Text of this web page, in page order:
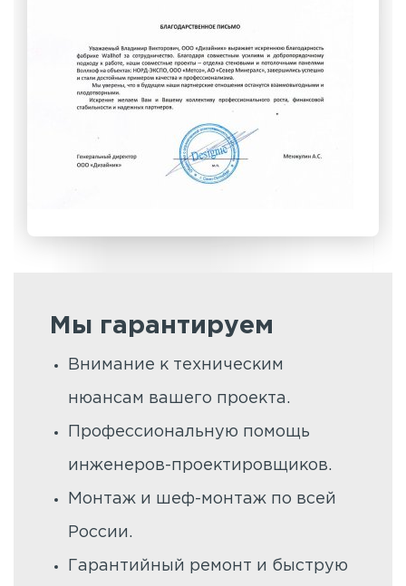
Мы гарантируем
Внимание к техническим
нюансам вашего проекта.
Профессиональную помощь
инженеров-проектировщиков.
Монтаж и шеф-монтаж по всей
России.
Гарантийный ремонт и быструю